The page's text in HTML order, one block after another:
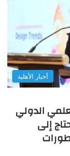
أخبار الأهلية
الدولي
إلى